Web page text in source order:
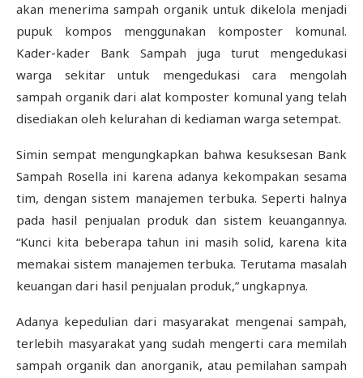
akan menerima sampah organik untuk dikelola menjadi
pupuk kompos menggunakan komposter komunal.
Kader-kader Bank Sampah juga turut mengedukasi
warga sekitar untuk mengedukasi cara mengolah
sampah organik dari alat komposter komunal yang telah
disediakan oleh kelurahan di kediaman warga setempat.
Simin sempat mengungkapkan bahwa kesuksesan Bank
Sampah Rosella ini karena adanya kekompakan sesama
tim, dengan sistem manajemen terbuka. Seperti halnya
pada hasil penjualan produk dan sistem keuangannya.
“Kunci kita beberapa tahun ini masih solid, karena kita
memakai sistem manajemen terbuka. Terutama masalah
keuangan dari hasil penjualan produk,” ungkapnya.
Adanya kepedulian dari masyarakat mengenai sampah,
terlebih masyarakat yang sudah mengerti cara memilah
sampah organik dan anorganik, atau pemilahan sampah